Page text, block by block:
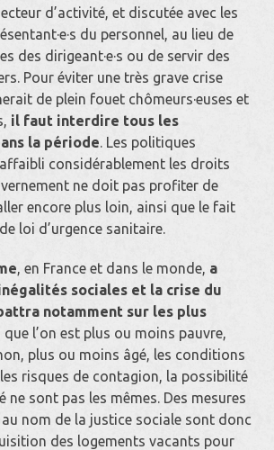
d’activité, et discutée avec les
du personnel, au lieu de
des dirigeant·e·s ou de servir des
Pour éviter une très grave crise
de plein fouet chômeurs·euses et
il faut interdire tous les
la période . Les politiques
considérablement les droits
ne doit pas profiter de
encore plus loin, ainsi que le fait
loi d’urgence sanitaire.
, en France et dans le monde, a
sociales et la crise du
notamment sur les plus
que l’on est plus ou moins pauvre,
plus ou moins âgé, les conditions
risques de contagion, la possibilité
ne sont pas les mêmes. Des mesures
nom de la justice sociale sont donc
des logements vacants pour